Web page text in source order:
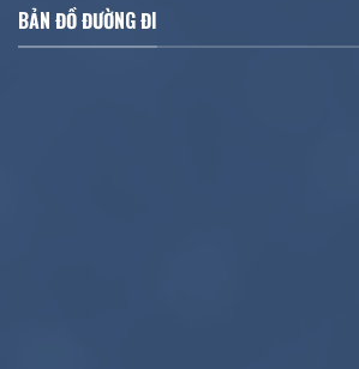
BẢN ĐỒ ĐƯỜNG ĐI